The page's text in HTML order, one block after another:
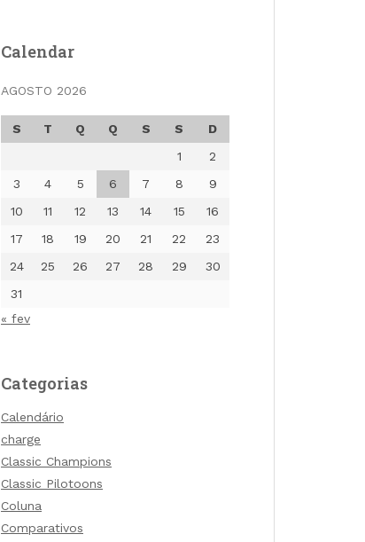
Calendar
AGOSTO 2026
S T Q Q S S
D
1
2
3
4 5 6 7 8
9
10
11 12 13 14 15
16
17
18 19 20 21 22
23
24
25 26 27 28 29
30
31
« fev
Categorias
Calendário
charge
Classic Champions
Classic Pilotoons
Coluna
Comparativos